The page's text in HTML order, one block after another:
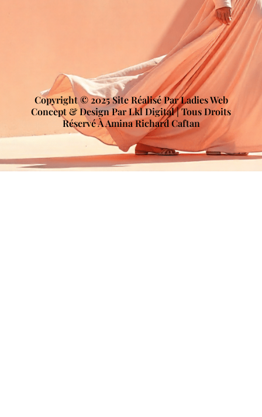
Copyright © 2025 Site Réalisé Par Ladies Web
Concept & Design Par Lkl Digital | Tous Droits
Réservé À Amina Richard Caftan